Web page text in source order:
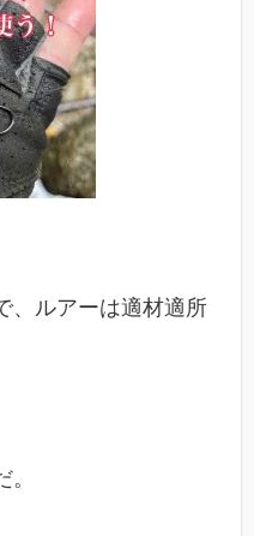
、ルアーは適材適所